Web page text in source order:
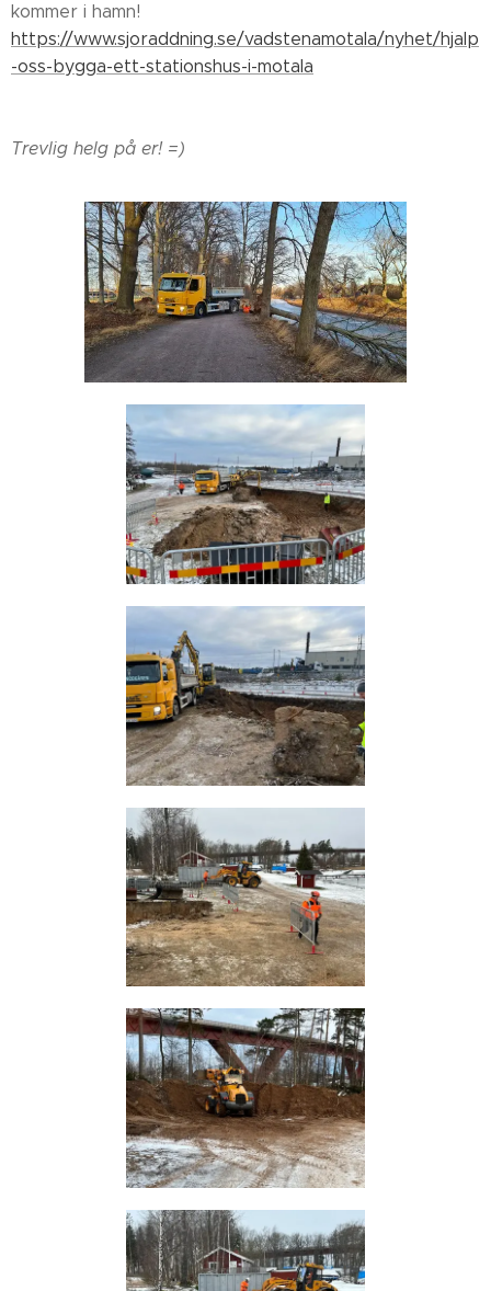
kommer i hamn!
https://www.sjoraddning.se/vadstenamotala/nyhet/hjalp
-oss-bygga-ett-stationshus-i-motala
Trevlig helg på er! =)